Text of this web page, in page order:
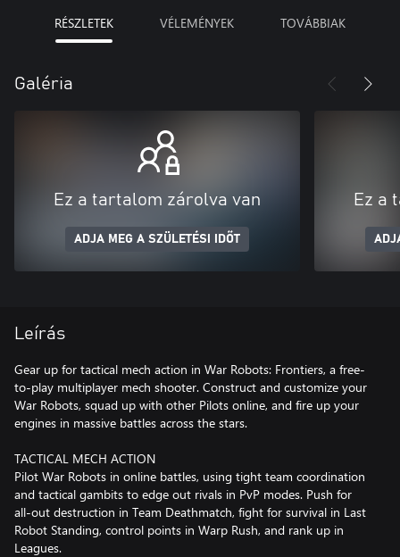
RÉSZLETEK VÉLEMÉNYEK TOVÁBBIAK
Galéria
Ez a tartalom zárolva van
ADJA MEG A SZÜLETÉSI IDŐT
Ez a
Leírás
Gear up for tactical mech action in War Robots: Frontiers, a free-
to-play multiplayer mech shooter. Construct and customize your
War Robots, squad up with other Pilots online, and fire up your
engines in massive battles across the stars.
TACTICAL MECH ACTION
Pilot War Robots in online battles, using tight team coordination
and tactical gambits to edge out rivals in PvP modes. Push for
all-out destruction in Team Deathmatch, fight for survival in Last
Robot Standing, control points in Warp Rush, and rank up in
Leagues.